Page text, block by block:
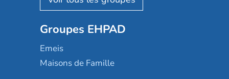
Mobicap
Domusvi
Happy Senior
Groupes EHPAD
Emeis
Maisons de Famille